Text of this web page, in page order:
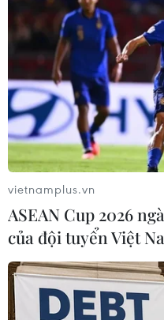
TIN LIÊN QUAN
Nam Phi tạm
hãng AstraZeneca
vietnamplus.vn
ASEAN Cup 2026
của đội tuyển Việt